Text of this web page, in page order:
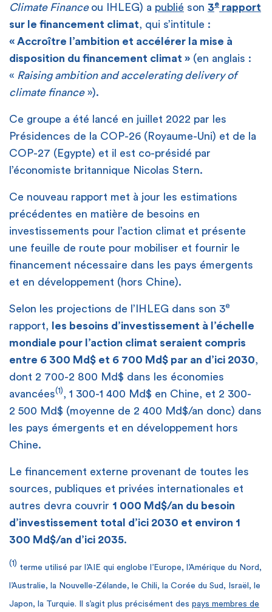
Climate Finance ou IHLEG) a publié son 3e rapport
sur le financement climat , qui s’intitule :
« Accroître l’ambition et accélérer la mise à
disposition du financement climat » (en anglais :
« Raising ambition and accelerating delivery of
climate finance»).
Ce groupe a été lancé en juillet 2022 par les
Présidences de la COP-26 (Royaume-Uni) et de la
COP-27 (Egypte) et il est co-présidé par
l’économiste britannique Nicolas Stern.
Ce nouveau rapport met à jour les estimations
précédentes en matière de besoins en
investissements pour l’action climat et présente
une feuille de route pour mobiliser et fournir le
financement nécessaire dans les pays émergents
et en développement (hors Chine).
Selon les projections de l’IHLEG dans son 3e
rapport,
les besoins d’investissement à l’échelle
mondiale pour l’action climat seraient compris
entre 6 300 Md$ et 6 700 Md$ par an d’ici 2030
dont 2 700-2 800 Md$ dans les économies
avancées(1)
, 1 300-1 400 Md$ en Chine, et 2 300-
2 500 Md$ (moyenne de 2 400 Md$/an donc) dans
les pays émergents et en développement hors
Chine.
Le financement externe provenant de toutes les
sources, publiques et privées internationales et
autres devra couvrir 1 000 Md$/an du besoin
d’investissement total d’ici 2030 et environ 1
300 Md$/an d’ici 2035.
(1) terme utilisé par l’AIE qui englobe l’Europe, l’Amérique du Nord,
l’Australie, la Nouvelle-Zélande, le Chili, la Corée du Sud, Israël, le
Japon, la Turquie. Il s’agit plus précisément des pays membres de